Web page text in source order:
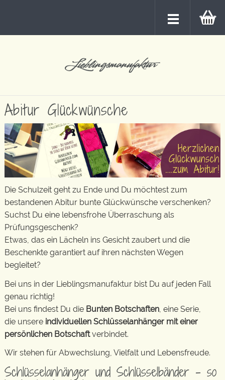
Abitur Glückwünsche
Die Schulzeit geht zu Ende und Du möchtest zum
bestandenen Abitur bunte Glückwünsche verschenken?
Suchst Du eine lebensfrohe Überraschung als
Prüfungsgeschenk?
Etwas, das ein Lächeln ins Gesicht zaubert und die
Beschenkte garantiert auf ihren nächsten Wegen
begleitet?
Bei uns in der Lieblingsmanufaktur bist Du auf jeden Fall
genau richtig!
Bei uns findest Du die Bunten Botschaften , eine Serie,
die unsere individuellen Schlüsselanhänger mit einer
persönlichen Botschaftverbindet.
Wir stehen für Abwechslung, Vielfalt und Lebensfreude.
Schlüsselanhänger und Schlüsselbänder – so